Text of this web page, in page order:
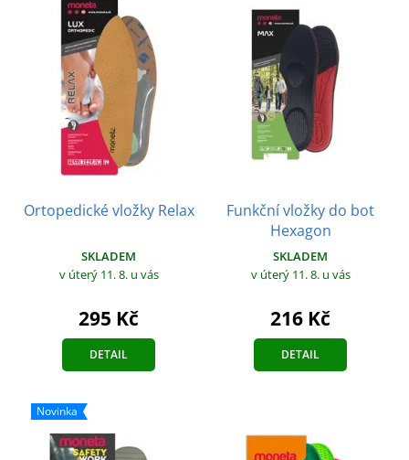
Ortopedické vložky Relax
SKLADEM
v úterý 11. 8. u vás
295 Kč
DETAIL
Funkční vložky do bot
Hexagon
SKLADEM
v úterý 11. 8. u vás
216 Kč
DETAIL
Novinka